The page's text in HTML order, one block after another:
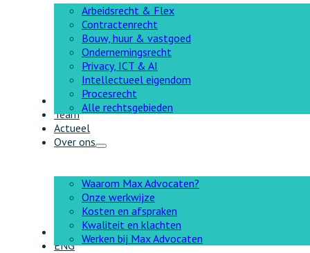
Arbeidsrecht & Flex
Contractenrecht
Bouw, huur & vastgoed
Ondernemingsrecht
Privacy, ICT & AI
Intellectueel eigendom
Procesrecht
Alle rechtsgebieden
Team
Actueel
Over ons
Waarom Max Advocaten?
Onze werkwijze
Kosten en afspraken
Kwaliteit en klachten
Werken bij Max Advocaten
Contact
ENG